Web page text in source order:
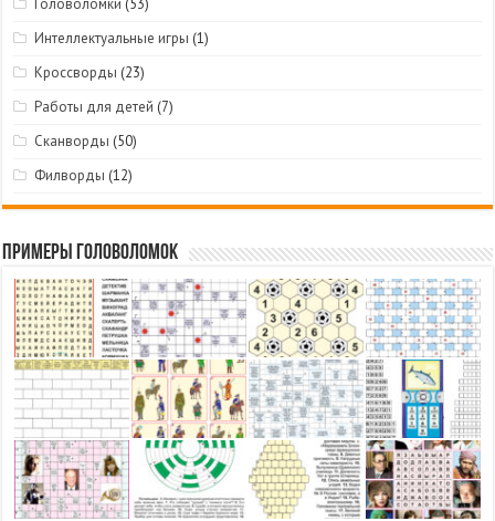
Головоломки (53)
Интеллектуальные игры (1)
Кроссворды (23)
Работы для детей (7)
Сканворды (50)
Филворды (12)
Примеры головоломок